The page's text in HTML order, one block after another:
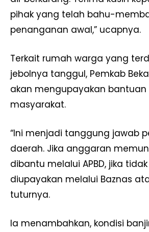
pihak yang telah bahu-
penanganan awal,” ucapnya.
Terkait rumah warga yang
jebolnya tanggul, Pemkab
akan mengupayakan bantuan
masyarakat.
“Ini menjadi tanggung jawab
daerah. Jika anggaran
dibantu melalui APBD, jika
diupayakan melalui Baznas
tuturnya.
Ia menambahkan, kondisi